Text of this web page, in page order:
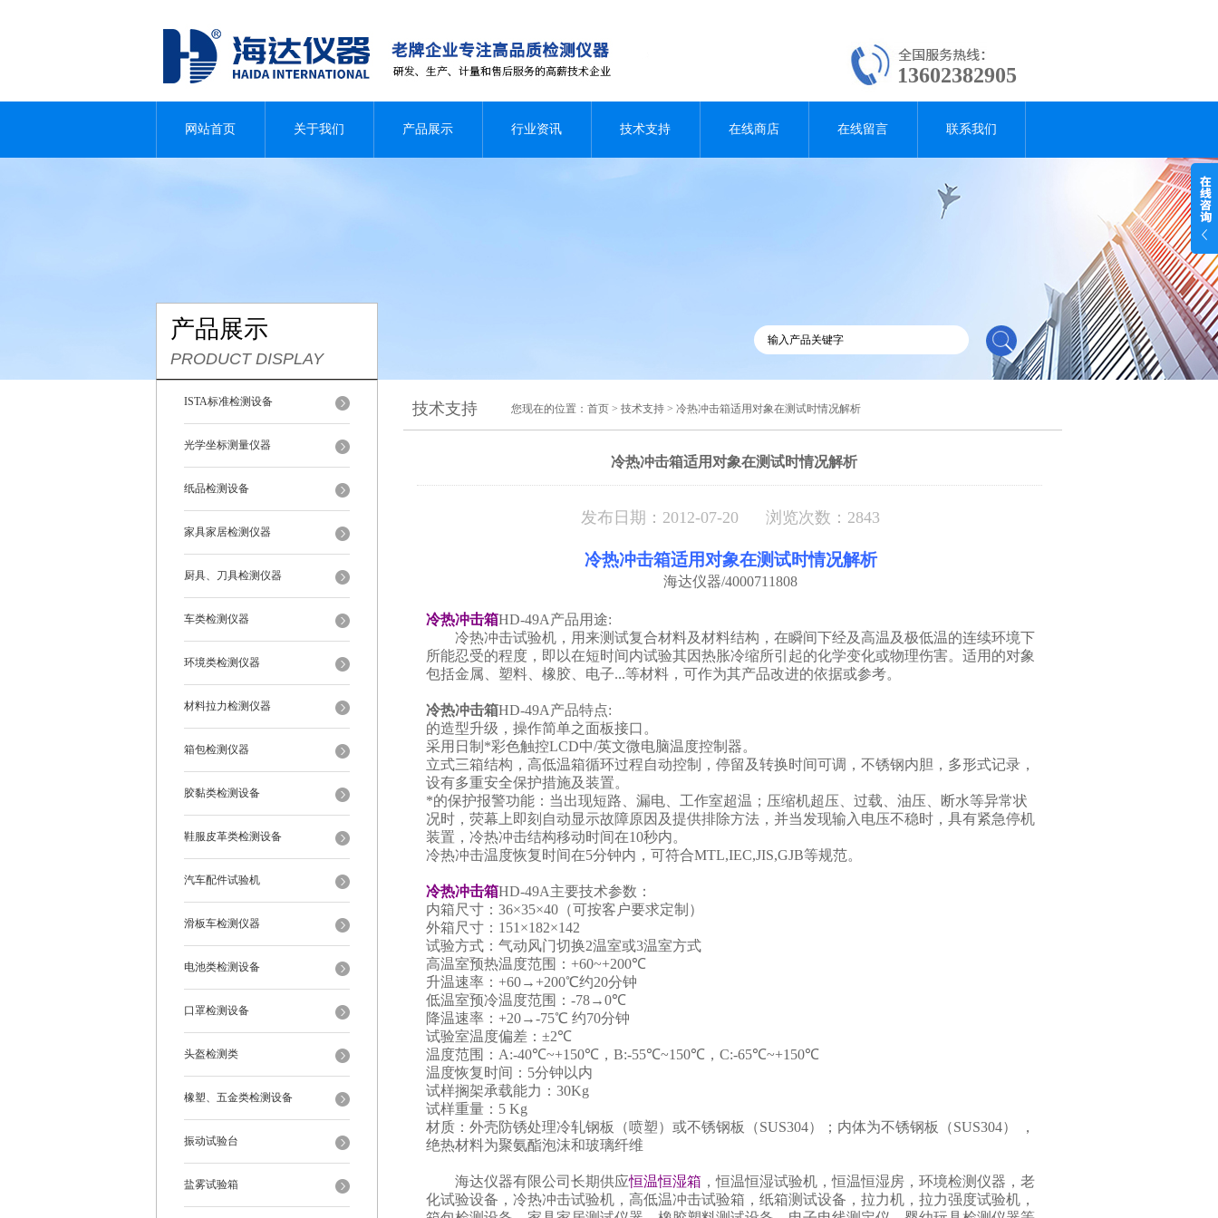
13602382905
网站首页 关于我们 产品展示 行业资讯 技术支持 在线商店 在线留言 联系我们
产品展示
PRODUCT DISPLAY
ISTA标准检测设备
光学坐标测量仪器
纸品检测设备
家具家居检测仪器
厨具、刀具检测仪器
车类检测仪器
环境类检测仪器
材料拉力检测仪器
箱包检测仪器
胶黏类检测设备
鞋服皮革类检测设备
汽车配件试验机
滑板车检测仪器
电池类检测设备
口罩检测设备
头盔检测类
橡塑、五金类检测设备
振动试验台
盐雾试验箱
技术支持 您现在的位置： 首页 > 技术支持 > 冷热冲击箱适用对象在测试时情况解析
冷热冲击箱适用对象在测试时情况解析
发布日期：2012-07-20 浏览次数：2843
冷热冲击箱适用对象在测试时情况解析
海达仪器/4000711808
冷热冲击箱HD-49A产品用途:
冷热冲击试验机，用来测试复合材料及材料结构，在瞬间下经及高温及极低温的连续环境下
所能忍受的程度，即以在短时间内试验其因热胀冷缩所引起的化学变化或物理伤害。适用的对象
包括金属、塑料、橡胶、电子...等材料，可作为其产品改进的依据或参考。
冷热冲击箱HD-49A产品特点:
的造型升级，操作简单之面板接口。
采用日制*彩色触控LCD中/英文微电脑温度控制器。
立式三箱结构，高低温箱循环过程自动控制，停留及转换时间可调，不锈钢内胆，多形式记录，
设有多重安全保护措施及装置。
*的保护报警功能：当出现短路、漏电、工作室超温；压缩机超压、过载、油压、断水等异常状
况时，荧幕上即刻自动显示故障原因及提供排除方法，并当发现输入电压不稳时，具有紧急停机
装置，冷热冲击结构移动时间在10秒内。
冷热冲击温度恢复时间在5分钟内，可符合MTL,IEC,JIS,GJB等规范。
冷热冲击箱HD-49A主要技术参数：
内箱尺寸： 36×35×40（可按客户要求定制 ）
外箱尺寸： 151 ×182×142
试验方式：气动风门切换2温室或3温室方式
高温室预热温度范围： +60~+200℃
升温速率： +60→+200℃约20分钟
低温室预冷温度范围： -78→0℃
降温速率： +20→-75℃ 约70分钟
试验室温度偏差：±2℃
温度范围： A:-40℃~+150℃， B:-55℃~150℃， C:-65℃~+150℃
温度恢复时间： 5分钟以内
试样搁架承载能力： 30Kg
试样重量： 5 Kg
材质：外壳防锈处理冷轧钢板
（喷塑） 或不锈钢板 （SUS304） ；内体为不锈钢板 （SUS304）
，
绝热材料为聚氨酯泡沫和玻璃纤维
海达仪器有限公司长期供应恒温恒湿箱 ，恒温恒湿试验机，恒温恒湿房，环境检测仪器，老
化试验设备，冷热冲击试验机，高低温冲击试验箱，纸箱测试设备，拉力机，拉力强度试验机，